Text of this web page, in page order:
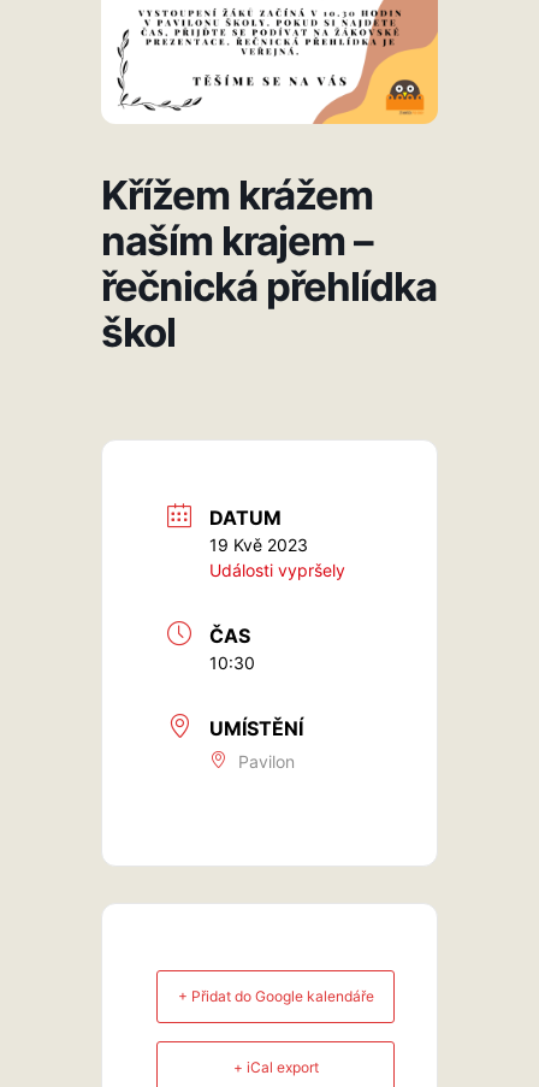
Křížem krážem
naším krajem –
řečnická přehlídka
škol
DATUM
19 Kvě 2023
Události vypršely
ČAS
10:30
UMÍSTĚNÍ
Pavilon
+ Přidat do Google kalendáře
+ iCal export